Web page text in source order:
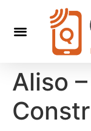
Aliso